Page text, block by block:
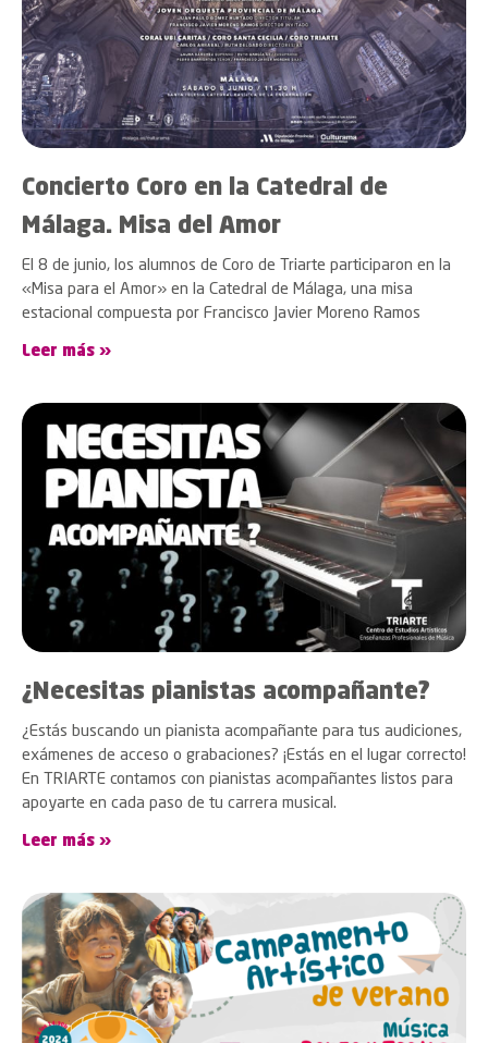
Concierto Coro en la Catedral de
Málaga. Misa del Amor
El 8 de junio, los alumnos de Coro de Triarte participaron en la
«Misa para el Amor» en la Catedral de Málaga, una misa
estacional compuesta por Francisco Javier Moreno Ramos
Leer más »
¿Necesitas pianistas acompañante?
¿Estás buscando un pianista acompañante para tus audiciones,
exámenes de acceso o grabaciones? ¡Estás en el lugar correcto!
En TRIARTE contamos con pianistas acompañantes listos para
apoyarte en cada paso de tu carrera musical.
Leer más »